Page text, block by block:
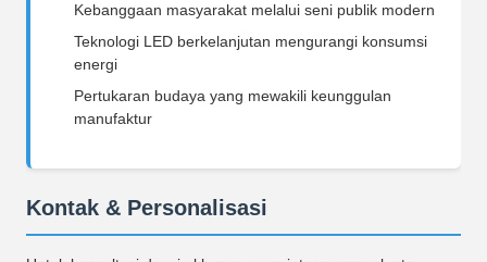
Kebanggaan masyarakat melalui seni publik modern
Teknologi LED berkelanjutan mengurangi konsumsi
energi
Pertukaran budaya yang mewakili keunggulan
manufaktur
Kontak & Personalisasi